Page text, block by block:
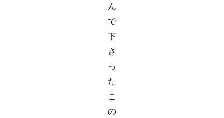
ん
で
下
さ
っ
た
こ
の